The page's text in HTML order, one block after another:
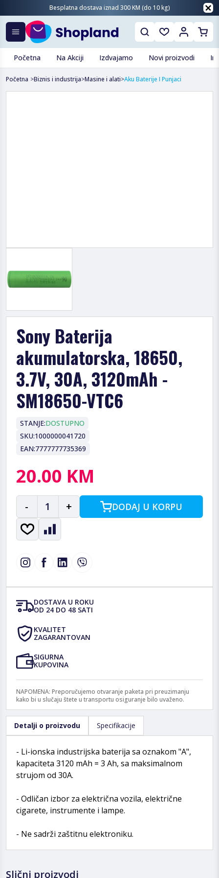
Besplatna dostava iznad 300 KM (do 10 kg)
Početna Na Akciji Izdvajamo Novi proizvodi
Početna >Biznis i industrija>Masine i alati>Aku Baterije I Punjaci
Sony Baterija
akumulatorska, 18650,
3.7V, 30A, 3120mAh -
SM18650-VTC6
STANJE:DOSTUPNO
SKU:1000000041720
EAN:7777777735369
20.00 KM
- 1 + DODAJ U KORPU
DOSTAVA U ROKU
OD 24 DO 48 SATI
KVALITET
ZAGARANTOVAN
SIGURNA
KUPOVINA
NAPOMENA: Preporučujemo otvaranje paketa pri preuzimanju
kako bi u slučaju štete u transportu osiguranje bilo uvaženo.
Detalji o proizvodu Specifikacije
- Li-ionska industrijska baterija sa oznakom "A",
kapaciteta 3120 mAh = 3 Ah, sa maksimalnom
strujom od 30A.
- Odličan izbor za električna vozila, električne
cigarete, instrumente i lampe.
- Ne sadrži zaštitnu elektroniku.
Slični proizvodi